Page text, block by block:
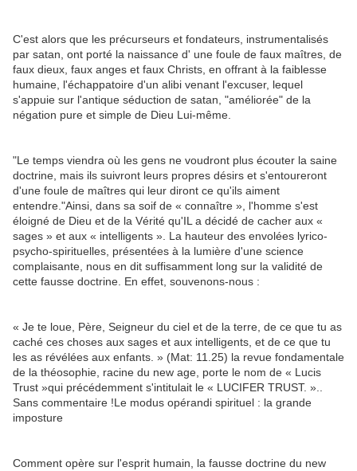
C'est alors que les précurseurs et fondateurs, instrumentalisés
par satan, ont porté la naissance d' une foule de faux maîtres, de
faux dieux, faux anges et faux Christs, en offrant à la faiblesse
humaine, l'échappatoire d'un alibi venant l'excuser, lequel
s'appuie sur l'antique séduction de satan, "améliorée" de la
négation pure et simple de Dieu Lui-même.
"Le temps viendra où les gens ne voudront plus écouter la saine
doctrine, mais ils suivront leurs propres désirs et s'entoureront
d'une foule de maîtres qui leur diront ce qu'ils aiment
entendre."Ainsi, dans sa soif de « connaître », l'homme s'est
éloigné de Dieu et de la Vérité qu'IL a décidé de cacher aux «
sages » et aux « intelligents ». La hauteur des envolées lyrico-
psycho-spirituelles, présentées à la lumière d'une science
complaisante, nous en dit suffisamment long sur la validité de
cette fausse doctrine. En effet, souvenons-nous :
« Je te loue, Père, Seigneur du ciel et de la terre, de ce que tu as
caché ces choses aux sages et aux intelligents, et de ce que tu
les as révélées aux enfants. » (Mat: 11.25) la revue fondamentale
de la théosophie, racine du new age, porte le nom de « Lucis
Trust »qui précédemment s'intitulait le « LUCIFER TRUST. »..
Sans commentaire !Le modus opérandi spirituel : la grande
imposture
Comment opère sur l'esprit humain, la fausse doctrine du new